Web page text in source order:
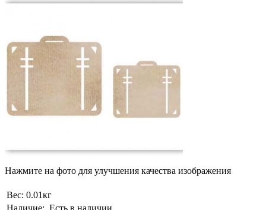
Нажмите на фото для улучшения качества изображения
Вес: 0.01кг